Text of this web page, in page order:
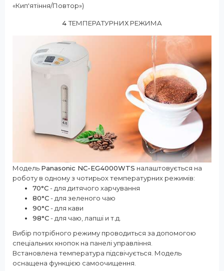
«Кип'ятіння/Повтор»)
4ТЕМПЕРАТУРНИХ РЕЖИМА
Модель Panasonic NC-EG4000WTS налаштовується на
роботу в одному з чотирьох температурних режимів:
70°С- для дитячого харчування
80°С- для зеленого чаю
90°С- для кави
98°С- для чаю, лапші и т.д.
Вибір потрібного режиму проводиться за допомогою
спеціальних кнопок на панелі управління.
Встановлена температура підсвічується. Модель
оснащена функцією самоочищення.